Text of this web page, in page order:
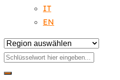
IT
EN